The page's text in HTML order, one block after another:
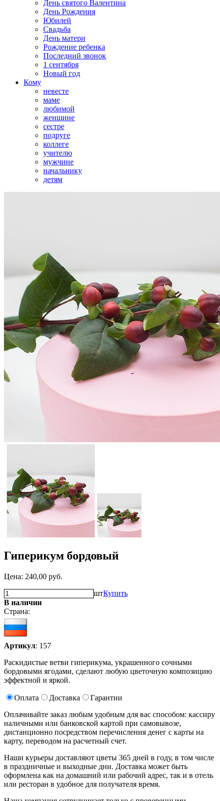
День святого Валентина
День Рождения
Юбилей
Свадьба
День матери
Рождение ребенка
Последний звонок
1 сентября
Новый год
Кому
невесте
маме
любимой
женщине
сестре
подруге
коллеге
учителю
мужчине
начальнику
детям
Гиперикум бордовый
Цена: 240,00 руб.
штКупить
В наличии
Страна:
Артикул: 157
Раскидистые ветви гиперикума, украшенного сочными
бордовыми ягодами, сделают любую цветочную композицию
эффектной и яркой.
Оплата Доставка
Гарантии
Оплачивайте заказ любым удобным для вас способом: кассиру
наличными или банковской картой при самовывозе,
дистанционно посредством перечисления денег с карты на
карту, переводом на расчетный счет.
Наши курьеры доставляют цветы 365 дней в году, в том числе
в праздничные и выходные дни. Доставка может быть
оформлена как на домашний или рабочий адрес, так и в отель
или ресторан в удобное для получателя время.